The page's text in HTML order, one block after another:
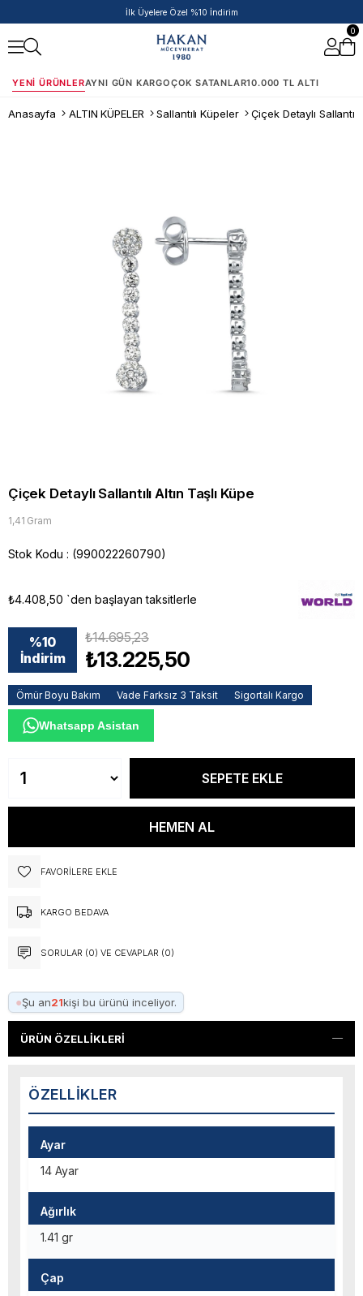
İlk Üyelere Özel %10 İndirim
0
YENI ÜRÜNLERAYNI GÜN KARGOÇOK SATANLAR10.000 TL ALTI
Anasayfa ALTIN KÜPELER Sallantılı Küpeler Çiçek Detaylı
Çiçek Detaylı Sallantılı Altın Taşlı Küpe
1,41 Gram
Stok Kodu (990022260790)
₺4.408,50 `den başlayan taksitlerle
%10
İndirim
₺14.695,23
₺13.225,50
Ömür Boyu Bakım Vade Farksız 3 Taksit Sigortalı Kargo
Whatsapp Asistan
FAVORILERE EKLE
KARGO BEDAVA
SORULAR (0) VE CEVAPLAR (0)
●Şu an21kişi bu ürünü inceliyor.
ÜRÜN ÖZELLIKLERI
ÖZELLIKLER
Ayar
14 Ayar
Ağırlık
1.41 gr
Çap